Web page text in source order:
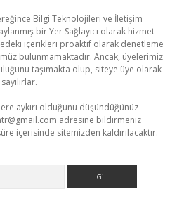
Bilgi Teknolojileri ve İletişim
bir Yer Sağlayıcı olarak hizmet
içerikleri proaktif olarak denetleme
bulunmamaktadır. Ancak, üyelerimiz
taşımakta olup, siteye üye olarak
aykırı olduğunu düşündüğünüz
adresine bildirmeniz
içerisinde sitemizden kaldırılacaktır.